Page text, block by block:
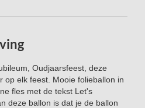
Oudjaarsfeest, deze
op elk feest. Mooie folieballon in
fles met de tekst Let's
deze ballon is dat je de ballon